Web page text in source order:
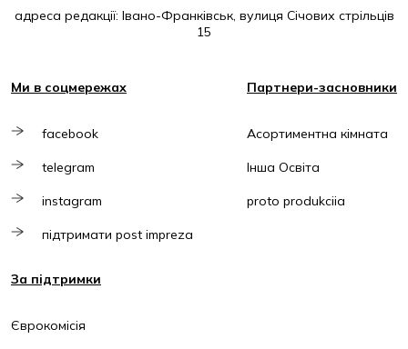
адреса редакції: Івано-Франківськ, вулиця Січових стрільців
15
Ми в соцмережах
facebook
telegram
instagram
підтримати post impreza
Партнери-засновники
Асортиментна кімната
Інша Освіта
proto produkciia
За підтримки
Єврокомісія